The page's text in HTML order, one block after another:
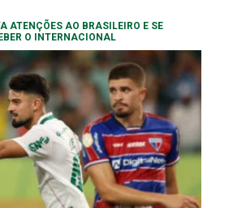
ATENÇÕES AO BRASILEIRO E SE
O INTERNACIONAL